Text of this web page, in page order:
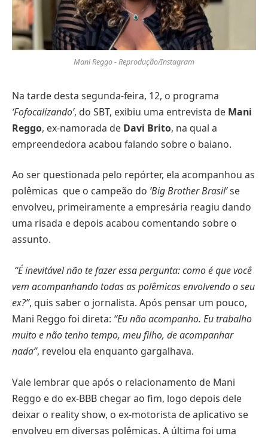
Mani Reggo - Reprodução/Instagram
Na tarde desta segunda-feira, 12, o programa
‘Fofocalizando’, do SBT, exibiu uma entrevista de Mani
Reggo, ex-namorada de Davi Brito, na qual a
empreendedora acabou falando sobre o baiano.
Ao ser questionada pelo repórter, ela acompanhou as
polêmicas que o campeão do ‘Big Brother Brasil’se
envolveu, primeiramente a empresária reagiu dando
uma risada e depois acabou comentando sobre o
assunto.
“É inevitável não te fazer essa pergunta: como é que você
vem acompanhando todas as polêmicas envolvendo o seu
ex?”, quis saber o jornalista. Após pensar um pouco,
Mani Reggo foi direta: “Eu não acompanho. Eu trabalho
muito e não tenho tempo, meu filho, de acompanhar
nada”, revelou ela enquanto gargalhava.
Vale lembrar que após o relacionamento de Mani
Reggo e do ex-BBB chegar ao fim, logo depois dele
deixar o reality show, o ex-motorista de aplicativo se
envolveu em diversas polêmicas. A última foi uma